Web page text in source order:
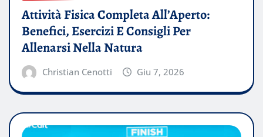
Attività Fisica Completa All’Aperto:
Benefici, Esercizi E Consigli Per
Allenarsi Nella Natura
Christian Cenotti Giu 7, 2026